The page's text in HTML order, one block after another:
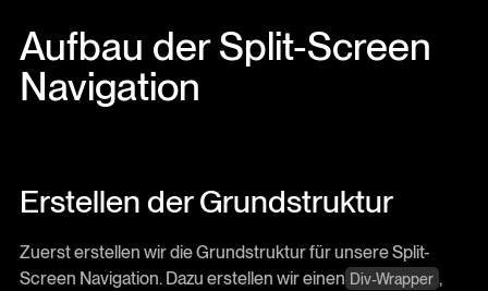
Aufbau der Split-Screen
Navigation
Erstellen der Grundstruktur
Zuerst erstellen wir die Grundstruktur für unsere Split-
Screen Navigation. Dazu erstellen wir einen Div-Wrapper ,